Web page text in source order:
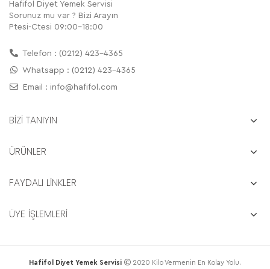
Hafifol Diyet Yemek Servisi
Sorunuz mu var ? Bizi Arayın
Ptesi-Ctesi 09:00-18:00
Telefon : (0212) 423-4365
Whatsapp : (0212) 423-4365
Email : info@hafifol.com
BİZİ TANIYIN
ÜRÜNLER
FAYDALI LİNKLER
ÜYE İŞLEMLERİ
Hafifol Diyet Yemek Servisi 2020 Kilo Vermenin En Kolay Yolu.